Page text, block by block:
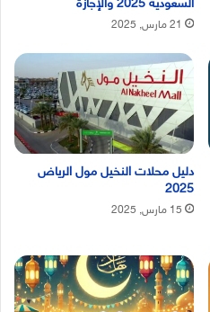
السعودية 2025 والإجازة
21 مارس, 2025
دليل محلات النخيل مول الرياض
2025
15 مارس, 2025